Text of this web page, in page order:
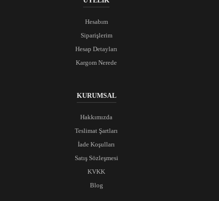
Hesabım
Siparişlerim
Hesap Detayları
Kargom Nerede
KURUMSAL
Hakkımızda
Teslimat Şartları
İade Koşulları
Satış Sözleşmesi
KVKK
Blog